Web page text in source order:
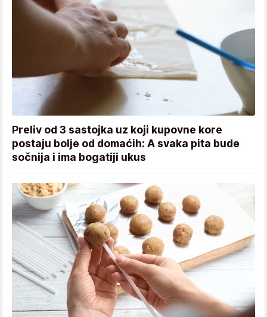
Preliv od 3 sastojka uz koji kupovne kore
postaju bolje od domaćih: A svaka pita bude
sočnija i ima bogatiji ukus